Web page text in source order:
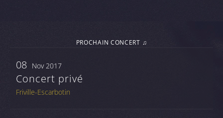
PROCHAIN CONCERT ♫
08 Nov 2017
Concert privé
Friville-Escarbotin